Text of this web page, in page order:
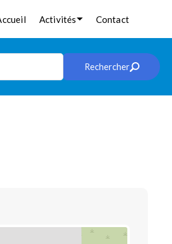
Activités Contact
Rechercher